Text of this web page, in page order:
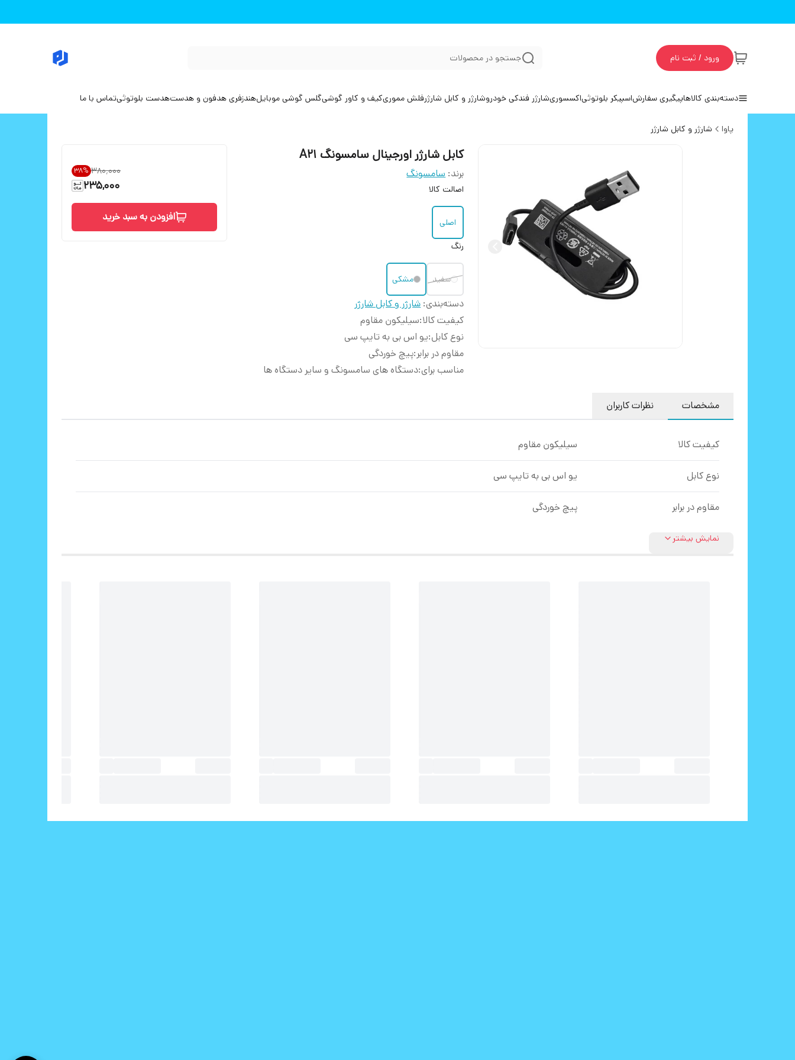
ورود / ثبت نام جستجو در محصولات
دسته‌بندی کالاهاپیگیری سفارشاسپیکر بلوتوثیاکسسوریشارژر فندکی خودروشارژر و کابل شارژرفلش مموریکیف و کاور گوشیگلس گوشی موبایلهندزفری هدفون و هدستهدست بلوتوثیتماس با ما
پاوا شارژر و کابل شارژر
کابل شارژر اورجینال سامسونگ A21
برند: سامسونگ
اصالت کالا
اصلی
رنگ
سفید مشکی
دسته‌بندی:شارژر و کابل شارژر
کیفیت کالا:سیلیکون مقاوم
نوع کابل:یو اس بی به تایپ سی
مقاوم در برابر:پیچ خوردگی
مناسب برای:دستگاه های سامسونگ و سایر دستگاه ها
۳۸۰٬۰۰۰ 38%
235,000
افزودن به سبد خرید
مشخصات نظرات کاربران
کیفیت کالا سیلیکون مقاوم
نوع کابل یو اس بی به تایپ سی
مقاوم در برابر پیچ خوردگی
نمایش بیشتر